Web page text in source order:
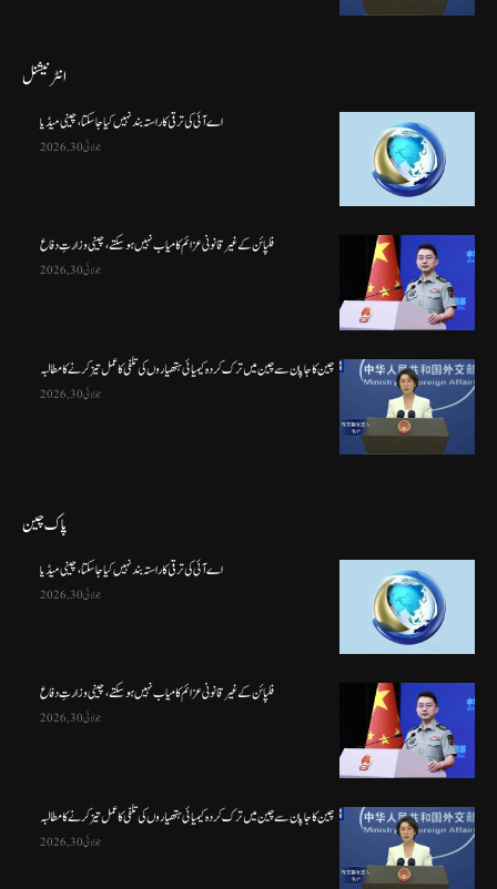
انٹرنیشنل
اے آئی کی ترقی کا راستہ بند نہیں کیا جا سکتا، چینی میڈیا
جولائی 30, 2026
فلپائن کے غیر قانونی عزائم کامیاب نہیں ہو سکتے ، چینی وزارتِ دفاع
جولائی 30, 2026
چین کا جاپان سے چین میں ترک کردہ کیمیائی ہتھیاروں کی تلفی کا عمل تیز کرنے کا مطالبہ
جولائی 30, 2026
پاک چین
اے آئی کی ترقی کا راستہ بند نہیں کیا جا سکتا، چینی میڈیا
جولائی 30, 2026
فلپائن کے غیر قانونی عزائم کامیاب نہیں ہو سکتے ، چینی وزارتِ دفاع
جولائی 30, 2026
چین کا جاپان سے چین میں ترک کردہ کیمیائی ہتھیاروں کی تلفی کا عمل تیز کرنے کا مطالبہ
جولائی 30, 2026